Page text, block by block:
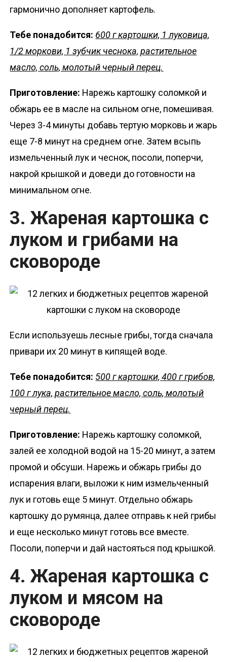
гармонично дополняет картофель.
Тебе понадобится: 600 г картошки, 1 луковица,
1/2 моркови, 1 зубчик чеснока, растительное
масло, соль, молотый черный перец.
Приготовление: Нарежь картошку соломкой и
обжарь ее в масле на сильном огне, помешивая.
Через 3-4 минуты добавь тертую морковь и жарь
еще 7-8 минут на среднем огне. Затем всыпь
измельченный лук и чеснок, посоли, поперчи,
накрой крышкой и доведи до готовности на
минимальном огне.
3. Жареная картошка с
луком и грибами на
сковороде
Если используешь лесные грибы, тогда сначала
привари их 20 минут в кипящей воде.
Тебе понадобится: 500 г картошки, 400 г грибов,
100 г лука, растительное масло, соль, молотый
черный перец.
Приготовление: Нарежь картошку соломкой,
залей ее холодной водой на 15-20 минут, а затем
промой и обсуши. Нарежь и обжарь грибы до
испарения влаги, выложи к ним измельченный
лук и готовь еще 5 минут. Отдельно обжарь
картошку до румянца, далее отправь к ней грибы
и еще несколько минут готовь все вместе.
Посоли, поперчи и дай настояться под крышкой.
4. Жареная картошка с
луком и мясом на
сковороде